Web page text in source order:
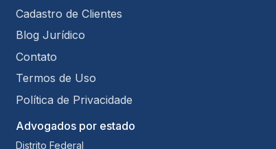
Cadastro de Clientes
Blog Jurídico
Contato
Termos de Uso
Política de Privacidade
Advogados por estado
Distrito Federal